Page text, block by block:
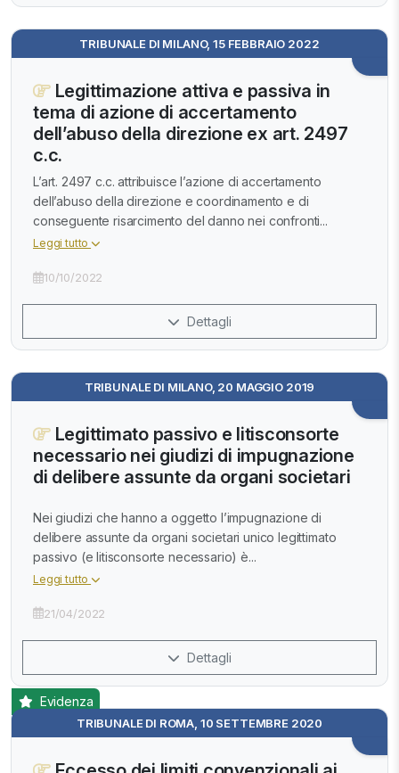
TRIBUNALE DI MILANO, 15 FEBBRAIO 2022
Legittimazione attiva e passiva in
tema di azione di accertamento
dell’abuso della direzione ex art. 2497
c.c.
L’art. 2497 c.c. attribuisce l’azione di accertamento
dell’abuso della direzione e coordinamento e di
conseguente risarcimento del danno nei confronti...
Leggi tutto
10/10/2022
Dettagli
TRIBUNALE DI MILANO, 20 MAGGIO 2019
Legittimato passivo e litisconsorte
necessario nei giudizi di impugnazione
di delibere assunte da organi societari
Nei giudizi che hanno a oggetto l’impugnazione di
delibere assunte da organi societari unico legittimato
passivo (e litisconsorte necessario) è...
Leggi tutto
21/04/2022
Dettagli
TRIBUNALE DI ROMA, 10 SETTEMBRE 2020
Evidenza